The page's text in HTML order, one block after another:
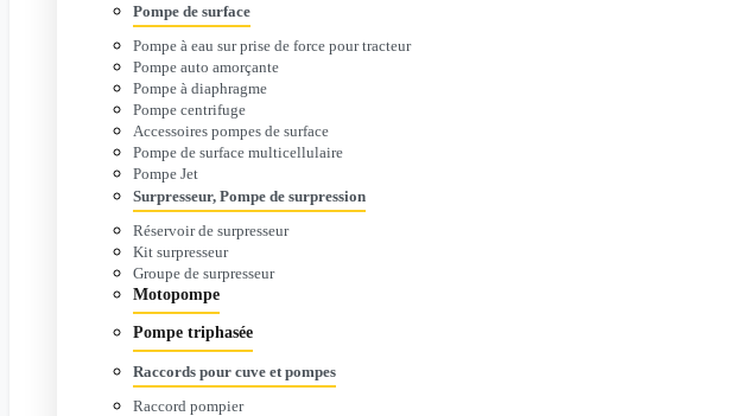
Pompe de surface
Pompe à eau sur prise de force pour tracteur
Pompe auto amorçante
Pompe à diaphragme
Pompe centrifuge
Accessoires pompes de surface
Pompe de surface multicellulaire
Pompe Jet
Surpresseur, Pompe de surpression
Réservoir de surpresseur
Kit surpresseur
Groupe de surpresseur
Motopompe
Pompe triphasée
Raccords pour cuve et pompes
Raccord pompier